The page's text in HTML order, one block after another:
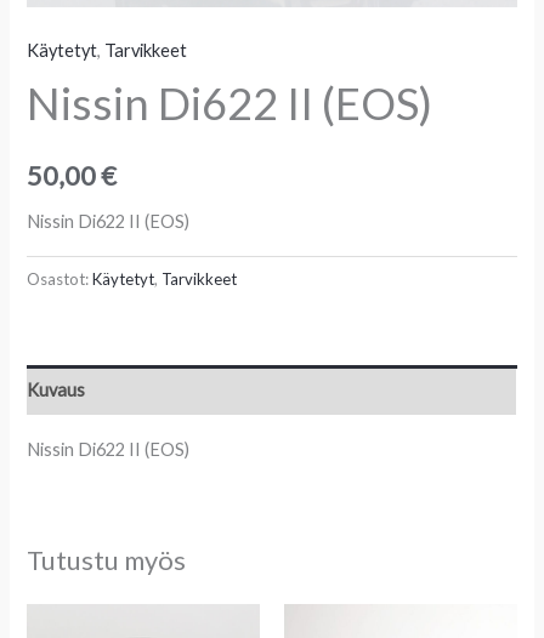
Käytetyt, Tarvikkeet
Nissin Di622 II (EOS)
50,00€
Nissin Di622 II (EOS)
Osastot:Käytetyt, Tarvikkeet
Kuvaus
Nissin Di622 II (EOS)
Tutustu myös